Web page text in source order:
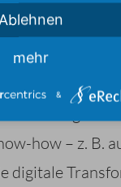
einer
wir
how – z. B.
Ablehnen
mehr
&